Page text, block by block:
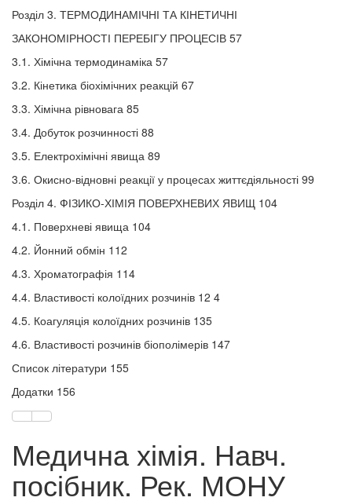
Розділ 3. ТЕРМОДИНАМІЧНІ ТА КІНЕТИЧНІ
ЗАКОНОМІРНОСТІ ПЕРЕБІГУ ПРОЦЕСІВ 57
3.1. Хімічна термодинаміка 57
3.2. Кінетика біохімічних реакцій 67
3.3. Хімічна рівновага 85
3.4. Добуток розчинності 88
3.5. Електрохімічні явища 89
3.6. Окисно-відновні реакції у процесах життєдіяльності 99
Розділ 4. ФІЗИКО-ХІМІЯ ПОВЕРХНЕВИХ ЯВИЩ 104
4.1. Поверхневі явища 104
4.2. Йонний обмін 112
4.3. Хроматографія 114
4.4. Властивості колоїдних розчинів 12 4
4.5. Коагуляція колоїдних розчинів 135
4.6. Властивості розчинів біополімерів 147
Список літератури 155
Додатки 156
Медична хімія. Навч.
посібник. Рек. МОНУ